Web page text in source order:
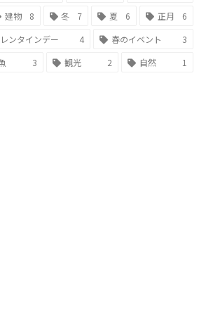
建物 8 冬 7 夏 6 正月
6
ンタインデー 4 春のイベント
3
3 観光 2 自然 1